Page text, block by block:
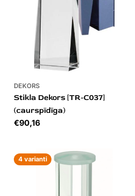
DEKORS
Stikla Dekors [TR-C037]
(caurspīdīga)
Cena
€90,16
4 varianti